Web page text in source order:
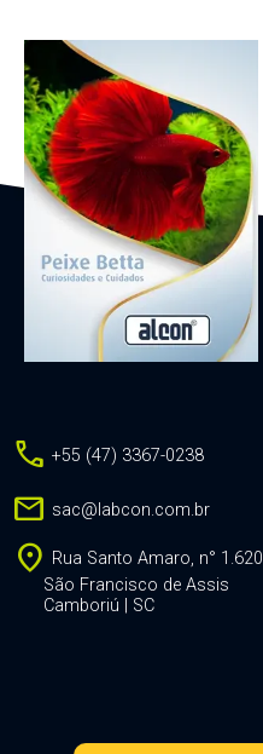
call +55 (47) 3367-0238
mail sac@labcon.com.br
location_on Rua Santo Amaro, n° 1.620
São Francisco de Assis
Camboriú | SC